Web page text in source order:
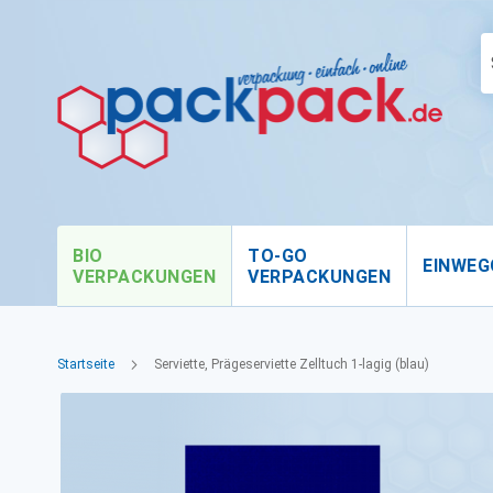
BIO
VERPACKUNGEN
TO-GO
VERPACKUNGEN
Startseite Serviette, Prägeserviette Zelltuch 1-lagig (blau)